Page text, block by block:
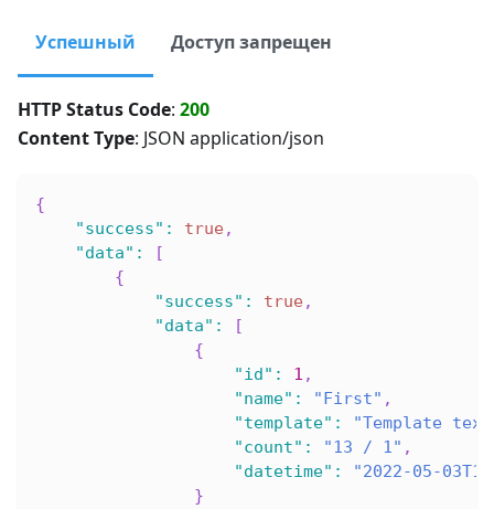
Успешный Доступ запрещен
HTTP Status Code: 200
Content Type: JSON application/json
{
"success" : true ,
"data" :
[
{
"success" : true ,
"data" :
[
{
"id" : 1 ,
"name" : "First" ,
"template" :
"Template
"count" : "13 / 1" ,
"datetime" :
"2022-05-
}